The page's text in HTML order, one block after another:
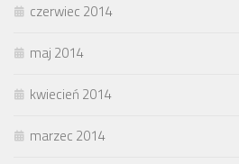
czerwiec 2014
maj 2014
kwiecień 2014
marzec 2014